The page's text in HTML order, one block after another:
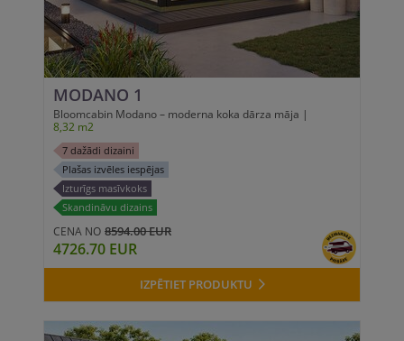
MODANO 1
Bloomcabin Modano – moderna koka dārza māja |
8,32 m2
7 dažādi dizaini
Plašas izvēles iespējas
Izturīgs masīvkoks
Skandināvu dizains
CENA NO 8594.00 EUR
4726.70 EUR
IZPĒTIET PRODUKTU